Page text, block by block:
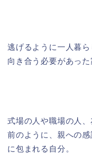
逃げるように一人暮
向き合う必要があった
式場の人や職場の人
前のように、親への
に包まれる自分。